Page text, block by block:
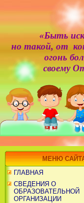
«Быть
но такой, от
огонь
своему
МЕНЮ
ГЛАВНАЯ
СВЕДЕНИЯ О
ОБРАЗОВАТЕЛЬНОЙ
ОРГАНИЗАЦИИ